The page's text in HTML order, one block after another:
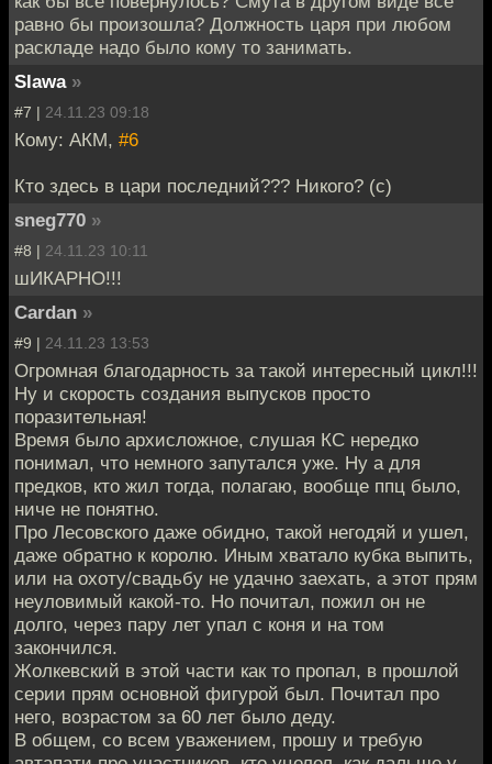
равно бы произошла? Должность царя при любом
раскладе надо было кому то занимать.
Slawa »
#7 | 24.11.23 09:18
Кому: АКМ, #6
Кто здесь в цари последний??? Никого? (с)
sneg770 »
#8 | 24.11.23 10:11
шИКАРНО!!!
Cardan »
#9 | 24.11.23 13:53
Огромная благодарность за такой интересный цикл!!!
Ну и скорость создания выпусков просто
поразительная!
Время было архисложное, слушая КС нередко
понимал, что немного запутался уже. Ну а для
предков, кто жил тогда, полагаю, вообще ппц было,
ниче не понятно.
Про Лесовского даже обидно, такой негодяй и ушел,
даже обратно к королю. Иным хватало кубка выпить,
или на охоту/свадьбу не удачно заехать, а этот прям
неуловимый какой-то. Но почитал, пожил он не
долго, через пару лет упал с коня и на том
закончился.
Жолкевский в этой части как то пропал, в прошлой
серии прям основной фигурой был. Почитал про
него, возрастом за 60 лет было деду.
В общем, со всем уважением, прошу и требую